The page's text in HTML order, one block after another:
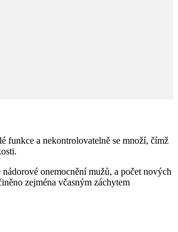
funkce a nekontrolovatelně se množí, čímž
onemocnění mužů, a počet nových
zejména včasným záchytem